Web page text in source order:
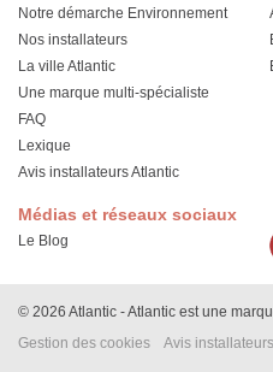
Notre démarche Environnement
Nos installateurs
La ville Atlantic
Une marque multi-spécialiste
FAQ
Lexique
Avis installateurs Atlantic
Médias et réseaux sociaux
Le Blog
© 2026 Atlantic - Atlantic est une
Gestion des cookies
Avis